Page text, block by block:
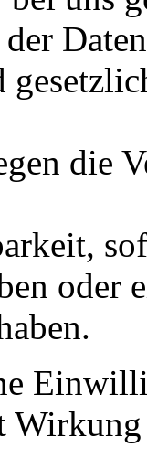
die
oder